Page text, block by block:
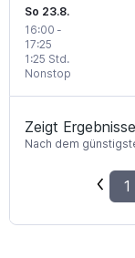
So 23.8.
16:00 -
17:25
Nonstop
1:25 Std.
Zeigt
Nach dem
1